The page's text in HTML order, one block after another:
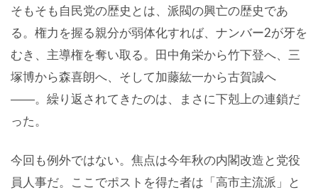
そもそも自民党の歴史とは、派閥の興亡の歴史であ
る。権力を握る親分が弱体化すれば、ナンバー2が牙を
むき、主導権を奪い取る。田中角栄から竹下登へ、三
塚博から森喜朗へ、そして加藤紘一から古賀誠へ
――。繰り返されてきたのは、まさに下剋上の連鎖だ
った。
今回も例外ではない。焦点は今年秋の内閣改造と党役
員人事だ。ここでポストを得た者は「高市主流派」と